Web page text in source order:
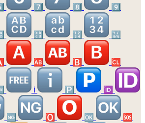
7️⃣ 8️⃣ 9️⃣
🔡 🔢 🔣
🆎 🅱️ 🆑
ℹ️ 🅿️ 🆔
🆖 🅾️ 🆗 🆘